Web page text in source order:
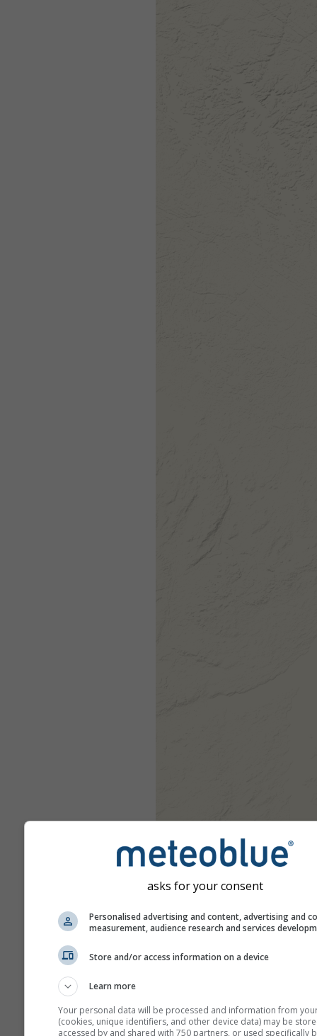
asks for your consent
Personalised advertising and content, advertising and
measurement, audience research and services
Store and/or access information on a device
Learn more
Your personal data will be processed and information from
(cookies, unique identifiers, and other device data) may be
accessed by and shared with 750 partners, or used specifically